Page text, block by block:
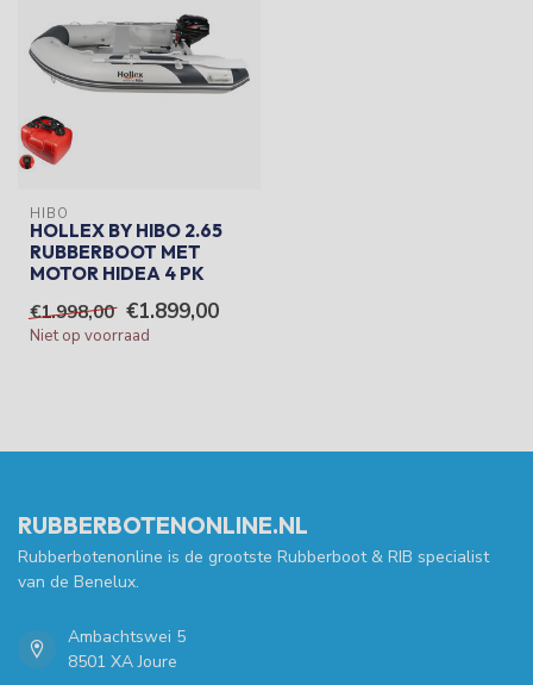
HIBO
HOLLEX BY HIBO 2.65
RUBBERBOOT MET
MOTOR HIDEA 4 PK
€1.998,00 €1.899,00
Niet op voorraad
RUBBERBOTENONLINE.NL
Rubberbotenonline is de grootste Rubberboot & RIB specialist
van de Benelux.
Ambachtswei 5
8501 XA Joure